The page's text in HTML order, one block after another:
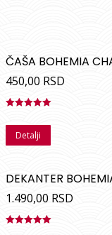
ČAŠA BOHEMIA
450,00 RSD
sa5.00od
Detalji
DEKANTER
1.490,00 RSD